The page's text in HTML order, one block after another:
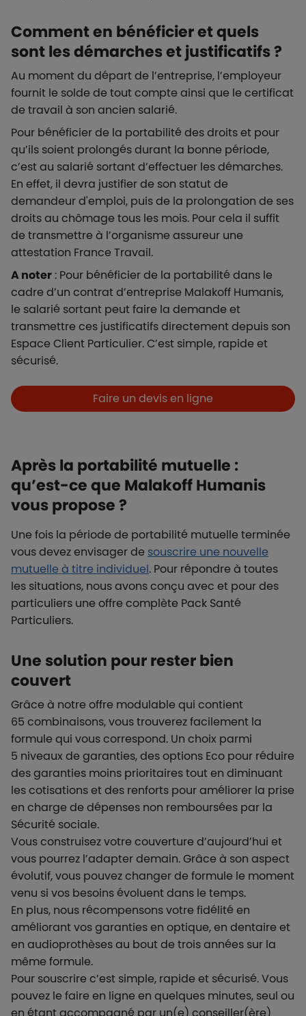
Comment en bénéficier et quels
sont les démarches et justificatifs ?
Au moment du départ de l’entreprise, l’employeur
fournit le solde de tout compte ainsi que le certificat
de travail à son ancien salarié.
Pour bénéficier de la portabilité des droits et pour
qu’ils soient prolongés durant la bonne période,
c’est au salarié sortant d’effectuer les démarches.
En effet, il devra justifier de son statut de
demandeur d'emploi, puis de la prolongation de ses
droits au chômage tous les mois. Pour cela il suffit
de transmettre à l’organisme assureur une
attestation France Travail.
A noter : Pour bénéficier de la portabilité dans le
cadre d’un contrat d’entreprise Malakoff Humanis,
le salarié sortant peut faire la demande et
transmettre ces justificatifs directement depuis son
Espace Client Particulier. C’est simple, rapide et
sécurisé.
Boutons et liensFaire un devis en ligne
Après la portabilité mutuelle :
qu’est-ce que Malakoff Humanis
vous propose ?
Une fois la période de portabilité mutuelle terminée
vous devez envisager de souscrire une nouvelle
mutuelle à titre individuel. Pour répondre à toutes
les situations, nous avons conçu avec et pour des
particuliers une offre complète Pack Santé
Particuliers.
Une solution pour rester bien
couvert
Grâce à notre offre modulable qui contient
65 combinaisons, vous trouverez facilement la
formule qui vous correspond. Un choix parmi
5 niveaux de garanties, des options Eco pour réduire
des garanties moins prioritaires tout en diminuant
les cotisations et des renforts pour améliorer la prise
en charge de dépenses non remboursées par la
Sécurité sociale.
Vous construisez votre couverture d’aujourd’hui et
vous pourrez l’adapter demain. Grâce à son aspect
évolutif, vous pouvez changer de formule le moment
venu si vos besoins évoluent dans le temps.
En plus, nous récompensons votre fidélité en
améliorant vos garanties en optique, en dentaire et
en audioprothèses au bout de trois années sur la
même formule.
Pour souscrire c’est simple, rapide et sécurisé. Vous
pouvez le faire en ligne en quelques minutes, seul ou
en étant accompagné par un(e) conseiller(ère)